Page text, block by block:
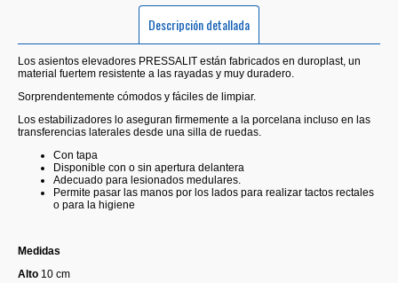
Descripción detallada
Los asientos elevadores PRESSALIT están fabricados en duroplast, un
material fuertem resistente a las rayadas y muy duradero.
Sorprendentemente cómodos y fáciles de limpiar.
Los estabilizadores lo aseguran firmemente a la porcelana incluso en las
transferencias laterales desde una silla de ruedas.
Con tapa
Disponible con o sin apertura delantera
Adecuado para lesionados medulares.
Permite pasar las manos por los lados para realizar tactos rectales
o para la higiene
Medidas
Alto 10 cm